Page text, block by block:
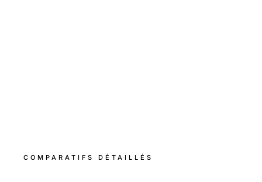
COMPARATIFS DÉTAILLÉS